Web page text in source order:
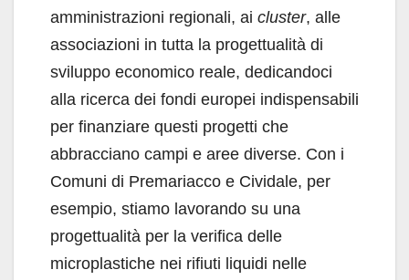
amministrazioni regionali, ai cluster, alle
associazioni in tutta la progettualità di
sviluppo economico reale, dedicandoci
alla ricerca dei fondi europei indispensabili
per finanziare questi progetti che
abbracciano campi e aree diverse. Con i
Comuni di Premariacco e Cividale, per
esempio, stiamo lavorando su una
progettualità per la verifica delle
microplastiche nei rifiuti liquidi nelle